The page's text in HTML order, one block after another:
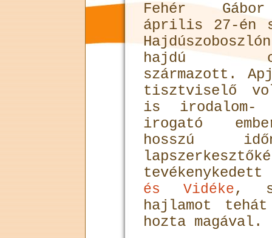
Fehér
április 27-én
hajdú
származott.
tisztviselő
is irodalom-
irogató
hosszú
és Vidéke,
hajlamot
hozta magával.